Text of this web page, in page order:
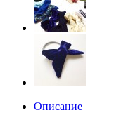
Описание